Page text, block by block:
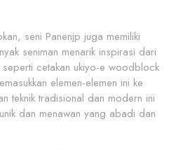
seni Panenjp juga memiliki
seniman menarik inspirasi dari
cetakan ukiyo-e woodblock
elemen-elemen ini ke
teknik tradisional dan modern ini
dan menawan yang abadi dan